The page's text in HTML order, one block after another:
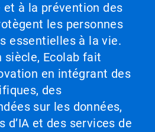
et à la prévention des
les personnes
essentielles à la vie.
siècle, Ecolab fait
en intégrant des
des
sur les données,
d’IA et des services de